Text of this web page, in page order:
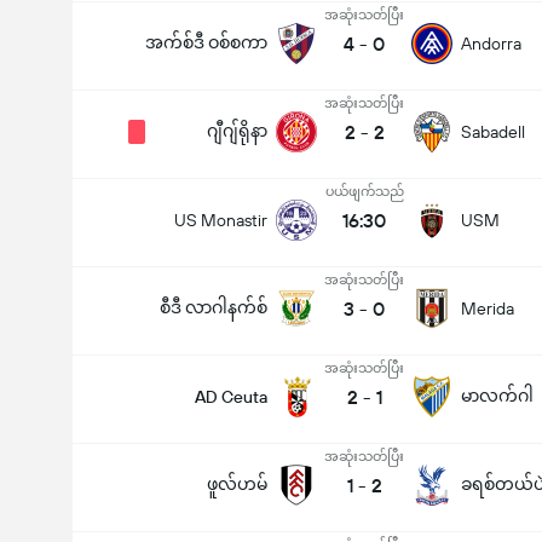
အက်စ်ဒီ ဝစ်စကာ
အဆုံးသတ်ပြီး
4 - 0 Andorra
ဂျီဂျ်ရိုနာ
အဆုံးသတ်ပြီး
2 - 2 Sabadell
US Monastir
ပယ်ဖျက်သည်
16:30 USM
စီဒီ လာဂါနက်စ်
အဆုံးသတ်ပြီး
3 - 0 Merida
AD Ceuta
အဆုံးသတ်ပြီး
2 - 1 မာလက်ဂါ
ဖူလ်ဟမ်
အဆုံးသတ်ပြီး
1 - 2 ခရစ်တယ်